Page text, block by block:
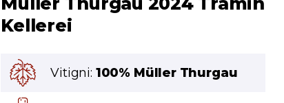
Kellerei
Vitigni: 100% Müller Thurgau